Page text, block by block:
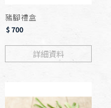
豬腳禮盒
$ 700
詳細資料